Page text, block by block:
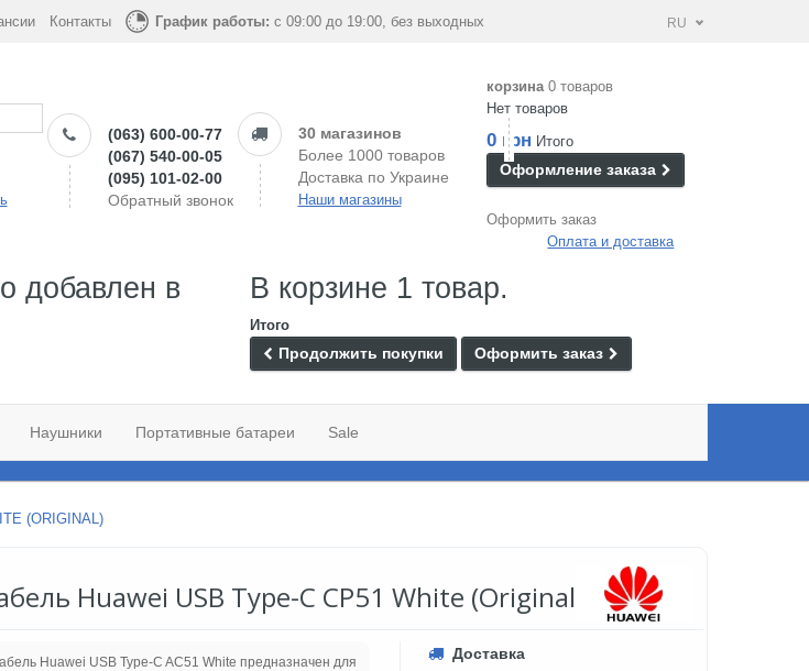
Контакты График работы: с 09:00 до 19:00, без выходных RU
(063) 600-00-77
(067) 540-00-05
(095) 101-02-00
Обратный звонок
30 магазинов
Более 1000 товаров
Доставка по Украине
Наши магазины
корзина 0 товаров
Нет товаров
0 грн Итого
Оформление заказа
Оформить заказ
Оплата и доставка
добавлен в
В корзине 1 товар.
Итого
Продолжить покупки Оформить заказ
Наушники Портативные батареи Sale
(ORIGINAL)
Huawei USB Type-C CP51 White (Original)
Huawei USB Type-C AC51 White предназначен для
Доставка